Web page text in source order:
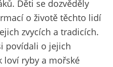
Děti se dozvěděly
o životě těchto lidí
zvycích a tradicích.
povídali o jejich
loví ryby a mořské